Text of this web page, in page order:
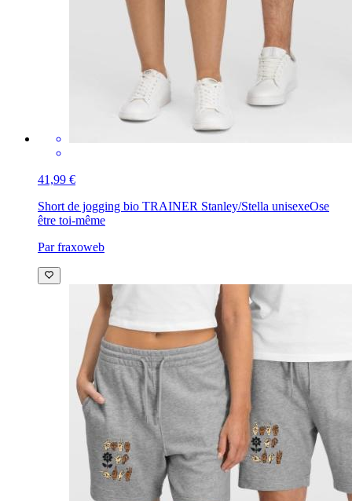
41,99 €
Short de jogging bio TRAINER Stanley/Stella unisexeOse
être toi-même
Par fraxoweb